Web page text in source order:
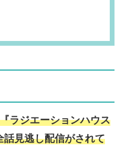
ラジエーションハウス
話見逃し配信がされて